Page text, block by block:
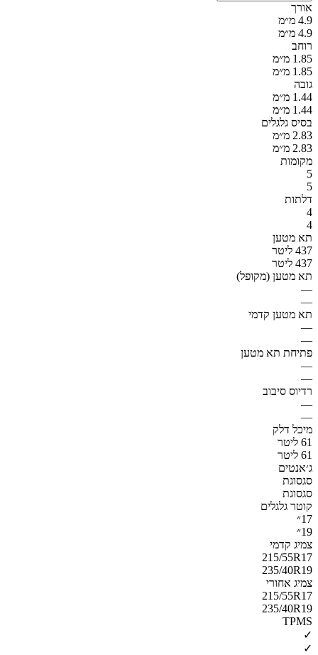
אורך
4.9 מ״מ
4.9 מ״מ
רוחב
1.85 מ״מ
1.85 מ״מ
גובה
1.44 מ״מ
1.44 מ״מ
בסיס גלגלים
2.83 מ״מ
2.83 מ״מ
מקומות
5
5
דלתות
4
4
תא מטען
437 ליטר
437 ליטר
תא מטען (מקופל)
—
—
תא מטען קדמי
—
—
פתיחת תא מטען
—
—
רדיוס סיבוב
—
—
מיכל דלק
61 ליטר
61 ליטר
ג׳אנטים
סגסוגת
סגסוגת
קוטר גלגלים
17״
19״
צמיג קדמי
215/55R17
235/40R19
צמיג אחורי
215/55R17
235/40R19
TPMS
✓
✓